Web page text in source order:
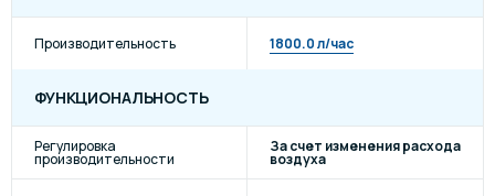
Производительность 1800.0 л/час
ФУНКЦИОНАЛЬНОСТЬ
Регулировка
производительности
За счет изменения расхода
воздуха